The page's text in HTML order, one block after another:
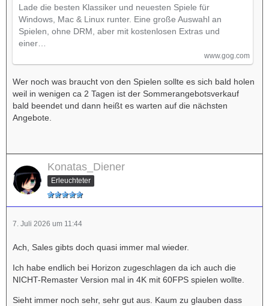
Lade die besten Klassiker und neuesten Spiele für
Windows, Mac & Linux runter. Eine große Auswahl an
Spielen, ohne DRM, aber mit kostenlosen Extras und
einer…
www.gog.com
Wer noch was braucht von den Spielen sollte es sich bald holen
weil in wenigen ca 2 Tagen ist der Sommerangebotsverkauf
bald beendet und dann heißt es warten auf die nächsten
Angebote.
Konatas_Diener
Erleuchteter
7. Juli 2026 um 11:44
Ach, Sales gibts doch quasi immer mal wieder.
Ich habe endlich bei Horizon zugeschlagen da ich auch die
NICHT-Remaster Version mal in 4K mit 60FPS spielen wollte.
Sieht immer noch sehr, sehr gut aus. Kaum zu glauben dass